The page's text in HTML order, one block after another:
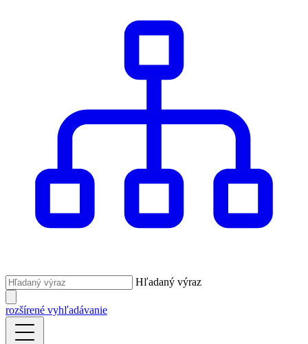
Hľadaný výraz
rozšírené vyhľadávanie